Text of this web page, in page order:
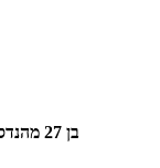
בן 27